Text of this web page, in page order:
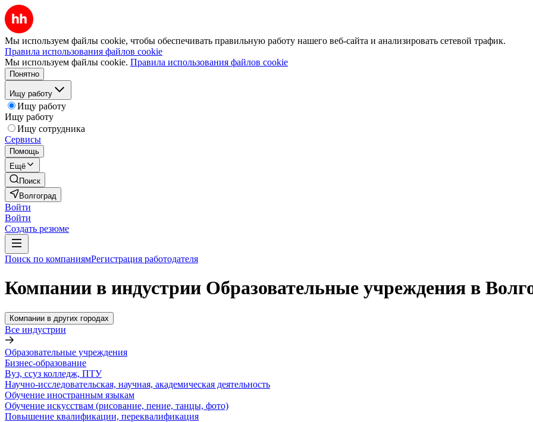
Мы используем файлы cookie, чтобы обеспечивать правильную работу нашего веб-сайта и анализировать сетевой трафик.
Правила использования файлов cookie
Мы используем файлы cookie. Правила использования файлов cookie
Понятно
Ищу работу
Ищу работу
Ищу работу
Ищу сотрудника
Сервисы
Помощь
Ещё
Поиск
Волгоград
Войти
Войти
Создать резюме
Поиск по компаниямРегистрация работодателя
Компании в индустрии Образовательные учреждения в
Компании в других городах
Все индустрии
Образовательные учреждения
Бизнес-образование
Вуз, ссуз колледж, ПТУ
Научно-исследовательская, научная, академическая деятельность
Обучение иностранным языкам
Обучение искусствам (рисование, пение, танцы, фото)
Повышение квалификации, переквалификация